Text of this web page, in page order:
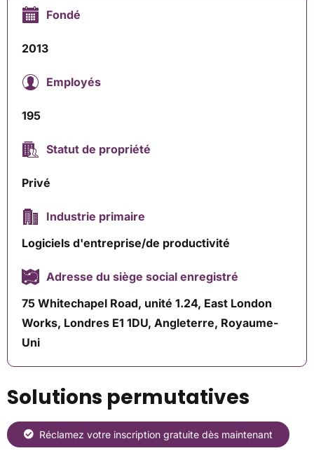
Fondé
2013
Employés
195
Statut de propriété
Privé
Industrie primaire
Logiciels d'entreprise/de productivité
Adresse du siège social enregistré
75 Whitechapel Road, unité 1.24, East London
Works, Londres E1 1DU, Angleterre, Royaume-
Uni
Solutions permutatives
Réclamez votre inscription gratuite dès maintenant